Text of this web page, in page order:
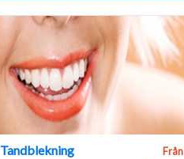
Tandblekning Från